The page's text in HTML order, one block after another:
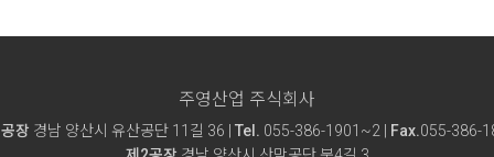
주영산업 주식회사
장 경남 양산시 유산공단 11길 36 | Tel. 055-386-1901~2 | Fax.055-386-